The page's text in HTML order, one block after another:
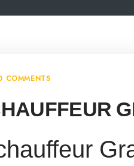
COMMENTS